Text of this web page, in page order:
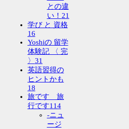
との違
い！ 21
学び と 資格
16
Yoshiの 留学
体験記 〈 完
〉 31
英語習得の
ヒントかも
18
旅です 旅
行です114
-ニュ
ージ